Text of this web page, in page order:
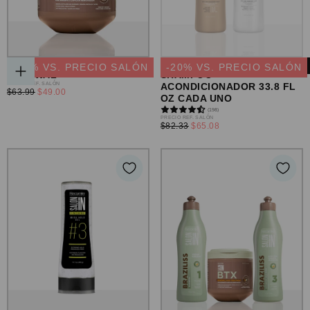
AGREGAR
AL
CARRITO
TRATAMIENTO BTX
RENEWAL
23 % VS. PRECIO SALÓN
PRECIO
REGULAR
PRECIO REF. SALÓN
$63.99 PRECIO
$49.00
SET HYDRA REPAIR:
ACONDICIONADOR 33.8 FL
OZ CADA UNO
-20% VS. PRECIO SALÓN
(198)
PRECIO
REGULAR
PRECIO REF. SALÓN
$82.33 PRECIO
$65.08